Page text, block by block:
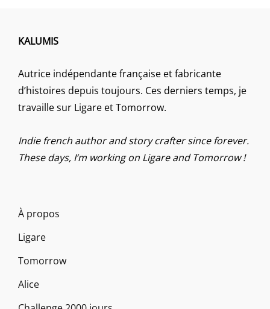
KALUMIS
Autrice indépendante française et fabricante
d’histoires depuis toujours. Ces derniers temps, je
travaille sur Ligare et Tomorrow.
Indie french author and story crafter since forever.
These days, I’m working on Ligare and Tomorrow !
À propos
Ligare
Tomorrow
Alice